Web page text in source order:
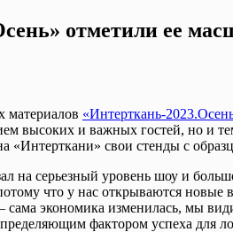
отметили ее
материалов «Интерткань-
высоких и важных гостей, но и
«Интерткани» свои стенды с
на серьезный уровень шоу и
что у нас открываются новые
экономика изменилась, мы
фактором успеха для